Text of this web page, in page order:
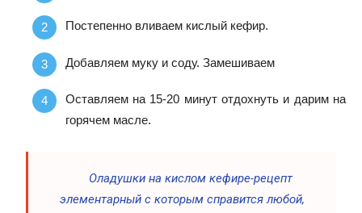
Постепенно вливаем кислый кефир.
Добавляем муку и соду. Замешиваем
Оставляем на 15-20 минут отдохнуть и дарим на
горячем масле.
Оладушки на кислом кефире-рецепт
элементарный с которым справится любой,